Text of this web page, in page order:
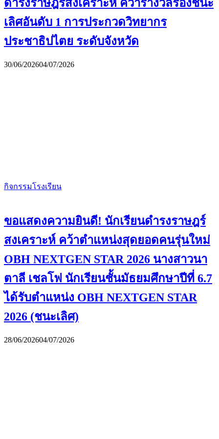
ดำรงราษฎร์สงเคราะห์ คว้ารางวัลรองชนะ
เลิศอันดับ 1 การประกวดวิทยากร
ประชาธิปไตย ระดับจังหวัด
30/06/202604/07/2026
กิจกรรมโรงเรียน
ขอแสดงความยินดี! นักเรียนดำรงราษฎร์
สงเคราะห์ คว้าตำแหน่งสุดยอดคนรุ่นใหม่
OBH NEXTGEN STAR 2026 นางสาวนา
ตาลี เชลโฟ นักเรียนชั้นมัธยมศึกษาปีที่ 6.7
ได้รับตำแหน่ง OBH NEXTGEN STAR
2026 (ชนะเลิศ)
28/06/202604/07/2026